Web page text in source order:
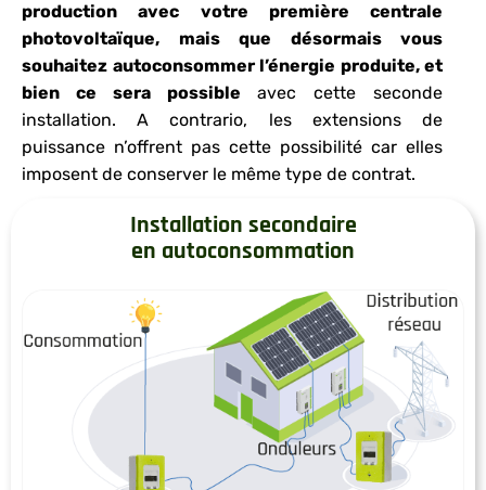
production avec votre première centrale
photovoltaïque, mais que désormais vous
souhaitez autoconsommer l’énergie produite, et
bien ce sera possible avec cette seconde
installation. A contrario, les extensions de
puissance n’offrent pas cette possibilité car elles
imposent de conserver le même type de contrat.
Installation secondaire
en autoconsommation